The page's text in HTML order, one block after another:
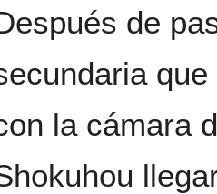
de
la cámara